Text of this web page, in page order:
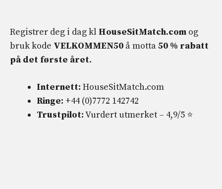
Registrer deg i dag kl HouseSitMatch.com og
bruk kode VELKOMMEN50 å motta50 % rabatt
på det første året.
Internett: HouseSitMatch.com
Ringe: +44 (0)7772 142742
Trustpilot:Vurdert utmerket – 4,9/5 ⭐